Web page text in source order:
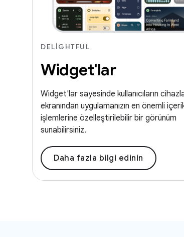
DELIGHTFUL
Widget'lar
Widget'lar sayesinde kullanıcıların
ekranından uygulamanızın en önemli
işlemlerine özelleştirilebilir bir görünüm
sunabilirsiniz.
Daha fazla bilgi edinin